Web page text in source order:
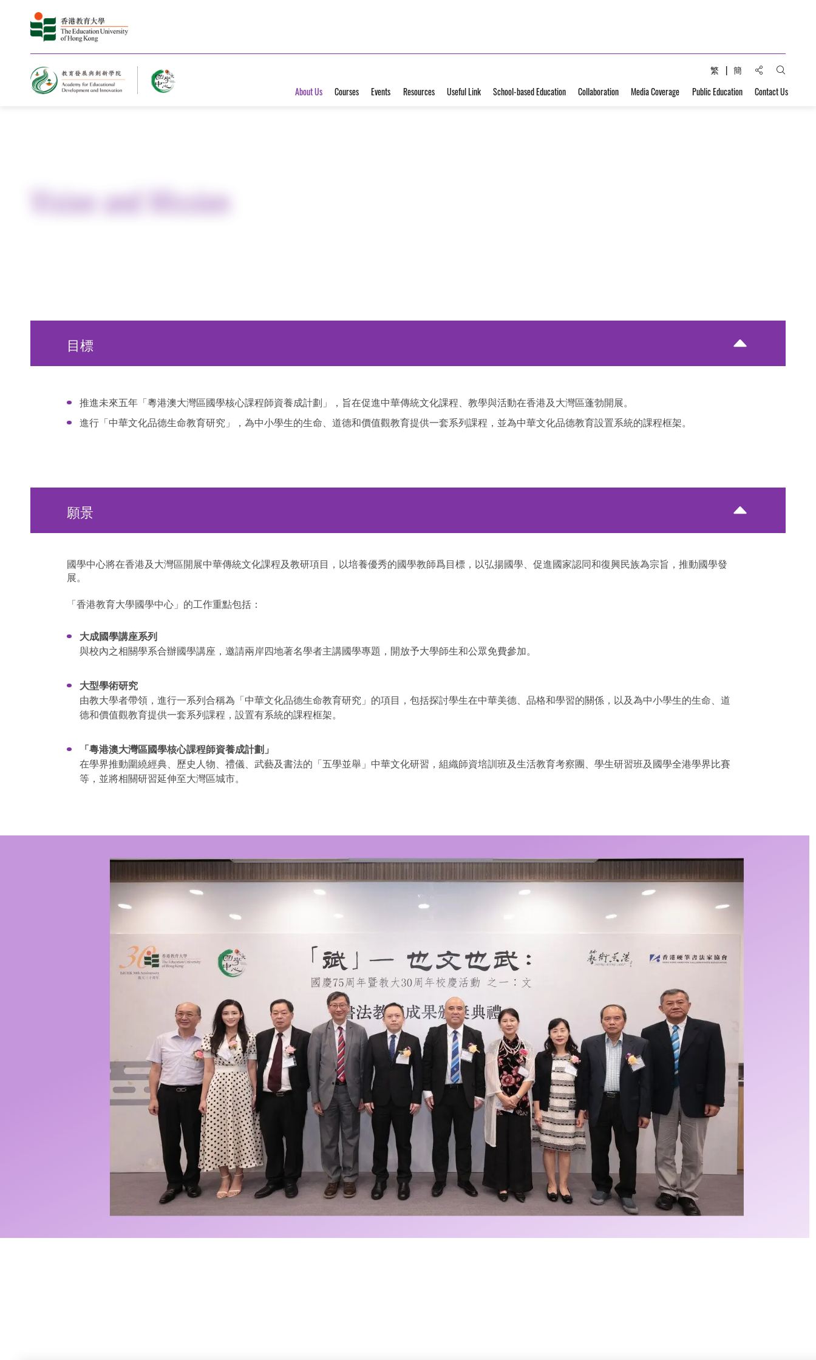
繁 簡 Share to:Open
About Us Courses Events Resources Useful Link School-based Education Collaboration Media Coverage Public Education Contact Us
Vision and Mission
目標
推進未來五年「粵港澳大灣區國學核心課程師資養成計劃」，旨在促進中華傳統文化課程、教學與活動在香港及大灣區蓬勃開展。
進行「中華文化品德生命教育研究」，為中小學生的生命、道德和價值觀教育提供一套系列課程，並為中華文化品德教育設置系統的課程框架。
願景
國學中心將在香港及大灣區開展中華傳統文化課程及教研項目，以培養優秀的國學教師爲目標，以弘揚國學、促進國家認同和復興民族為宗旨，推動國學發
展。
「香港教育大學國學中心」的工作重點包括：
大成國學講座系列
與校內之相關學系合辦國學講座，邀請兩岸四地著名學者主講國學專題，開放予大學師生和公眾免費參加。
大型學術研究
由教大學者帶領，進行一系列合稱為「中華文化品德生命教育研究」的項目，包括探討學生在中華美德、品格和學習的關係，以及為中小學生的生命、道
德和價值觀教育提供一套系列課程，設置有系統的課程框架。
「粵港澳大灣區國學核心課程師資養成計劃」
在學界推動圍繞經典、歷史人物、禮儀、武藝及書法的「五學並舉」中華文化研習，組織師資培訓班及生活教育考察團、學生研習班及國學全港學界比賽
等，並將相關研習延伸至大灣區城市。